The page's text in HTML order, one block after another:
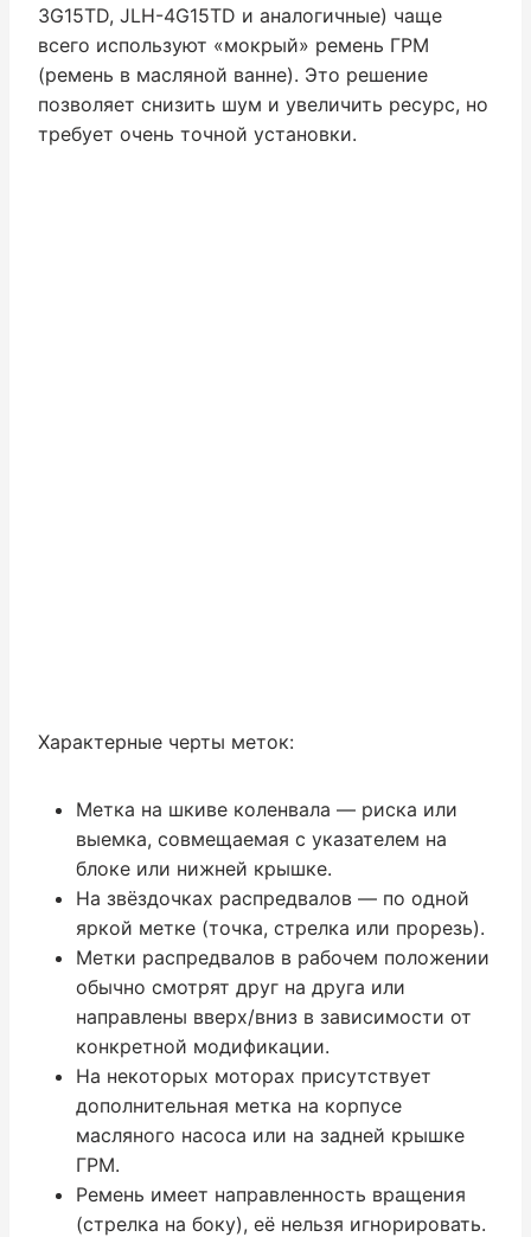
3G15TD, JLH-4G15TD и аналогичные) чаще
всего используют «мокрый» ремень ГРМ
(ремень в масляной ванне). Это решение
позволяет снизить шум и увеличить ресурс, но
требует очень точной установки.
Характерные черты меток:
Метка на шкиве коленвала — риска или
выемка, совмещаемая с указателем на
блоке или нижней крышке.
На звёздочках распредвалов — по одной
яркой метке (точка, стрелка или прорезь).
Метки распредвалов в рабочем положении
обычно смотрят друг на друга или
направлены вверх/вниз в зависимости от
конкретной модификации.
На некоторых моторах присутствует
дополнительная метка на корпусе
масляного насоса или на задней крышке
ГРМ.
Ремень имеет направленность вращения
(стрелка на боку), её нельзя игнорировать.